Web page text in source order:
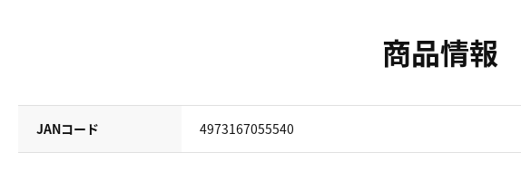
商品情報
JANコード 4973167055540